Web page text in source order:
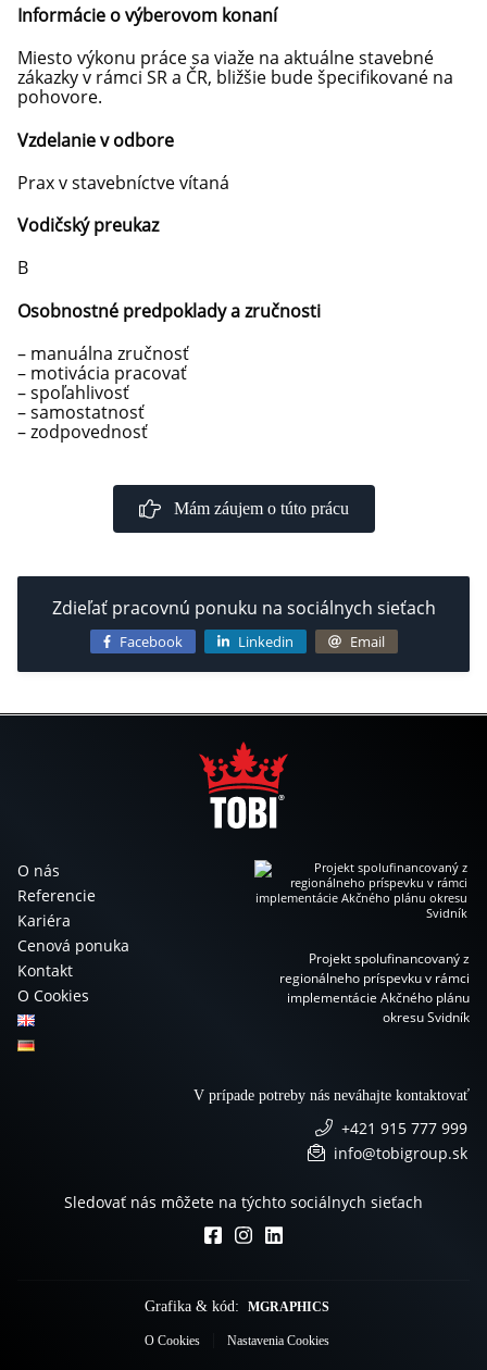
Informácie o výberovom konaní
Miesto výkonu práce sa viaže na aktuálne stavebné
zákazky v rámci SR a ČR, bližšie bude špecifikované na
pohovore.
Vzdelanie v odbore
Prax v stavebníctve vítaná
Vodičský preukaz
B
Osobnostné predpoklady a zručnosti
– manuálna zručnosť
– motivácia pracovať
– spoľahlivosť
– samostatnosť
– zodpovednosť
Mám záujem o túto prácu
Zdieľať pracovnú ponuku na sociálnych sieťach
Facebook Linkedin Email
O nás
Referencie
Kariéra
Cenová ponuka
Kontakt
O Cookies
Projekt spolufinancovaný z
regionálneho príspevku v rámci
implementácie Akčného plánu
okresu Svidník
V prípade potreby nás neváhajte kontaktovať
+421 915 777 999
info@tobigroup.sk
Sledovať nás môžete na týchto sociálnych sieťach
Grafika & kód: MGRAPHICS
O Cookies Nastavenia Cookies